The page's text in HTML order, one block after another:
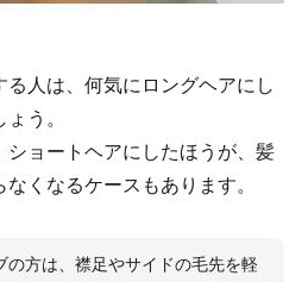
人は、何気にロングヘアにし
う。
ショートヘアにしたほうが、髪
くなるケースもあります。
の方は、襟足やサイドの毛先を軽